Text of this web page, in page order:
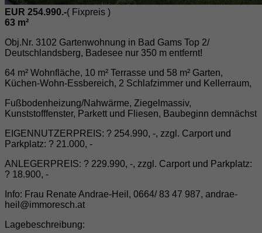
EUR 254.990.-( Fixpreis )
63 m²
Obj.Nr. 3102 Gartenwohnung in Bad Gams Top 2/
Deutschlandsberg, Badesee nur 350 m entfernt!
64 m² Wohnfläche, 10 m² Terrasse und 58 m² Garten,
Küchen-Wohn-Essbereich, 2 Schlafzimmer und Kellerraum,
Fußbodenheizung/Nahwärme, Ziegelmassiv,
Kunststofffenster, Parkett und Fliesen, Baubeginn demnächst
EIGENNUTZERPREIS: ? 254.990, -, zzgl. Carport und
Parkplatz: ? 21.000, -
ANLEGERPREIS: ? 229.990, -, zzgl. Carport und Parkplatz:
? 18.900, -
Info: Frau Renate Andrae-Heil, 0664/ 83 47 987, andrae-
heil@immoresch.at
Lagebeschreibung: